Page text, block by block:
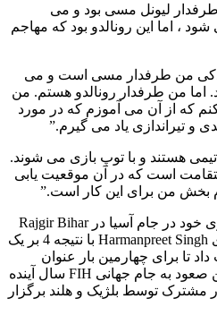
مربی دوران کودکی Abhishek طرفدار لیونل مسی بود و می
، اما این رونالدو بود که مهاجم
من طرفدار مسی است و می
من طرفدار رونالدو هستم. من
که از آن می آموزم که در مورد
و تیراندازی یاد می گیرم.”
هستند و با توپ بازی می شوند.
است که در آن موقعیت یابی
بخش من برای این کار است.”
Abhishek اخیراً در کمپین پیروزی خود در جام آسیا در Rajgir Bihar
برای هند درخشید. تیم به رهبری Harmanpreet Singh با نتیجه 4 بر یک
تا برای چهارمین بار عنوان
قهرمانی را کسب کند و همچنین صعود به جام جهانی FIH سال آینده
30 اوت به طور مشترک توسط بلژیک و هلند برگزار